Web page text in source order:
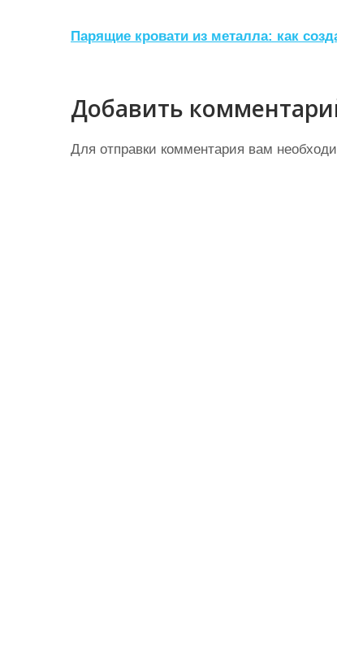
Н
в
и
г
Парящие кровати из металла: как
Добавить
Для отправки комментария вам